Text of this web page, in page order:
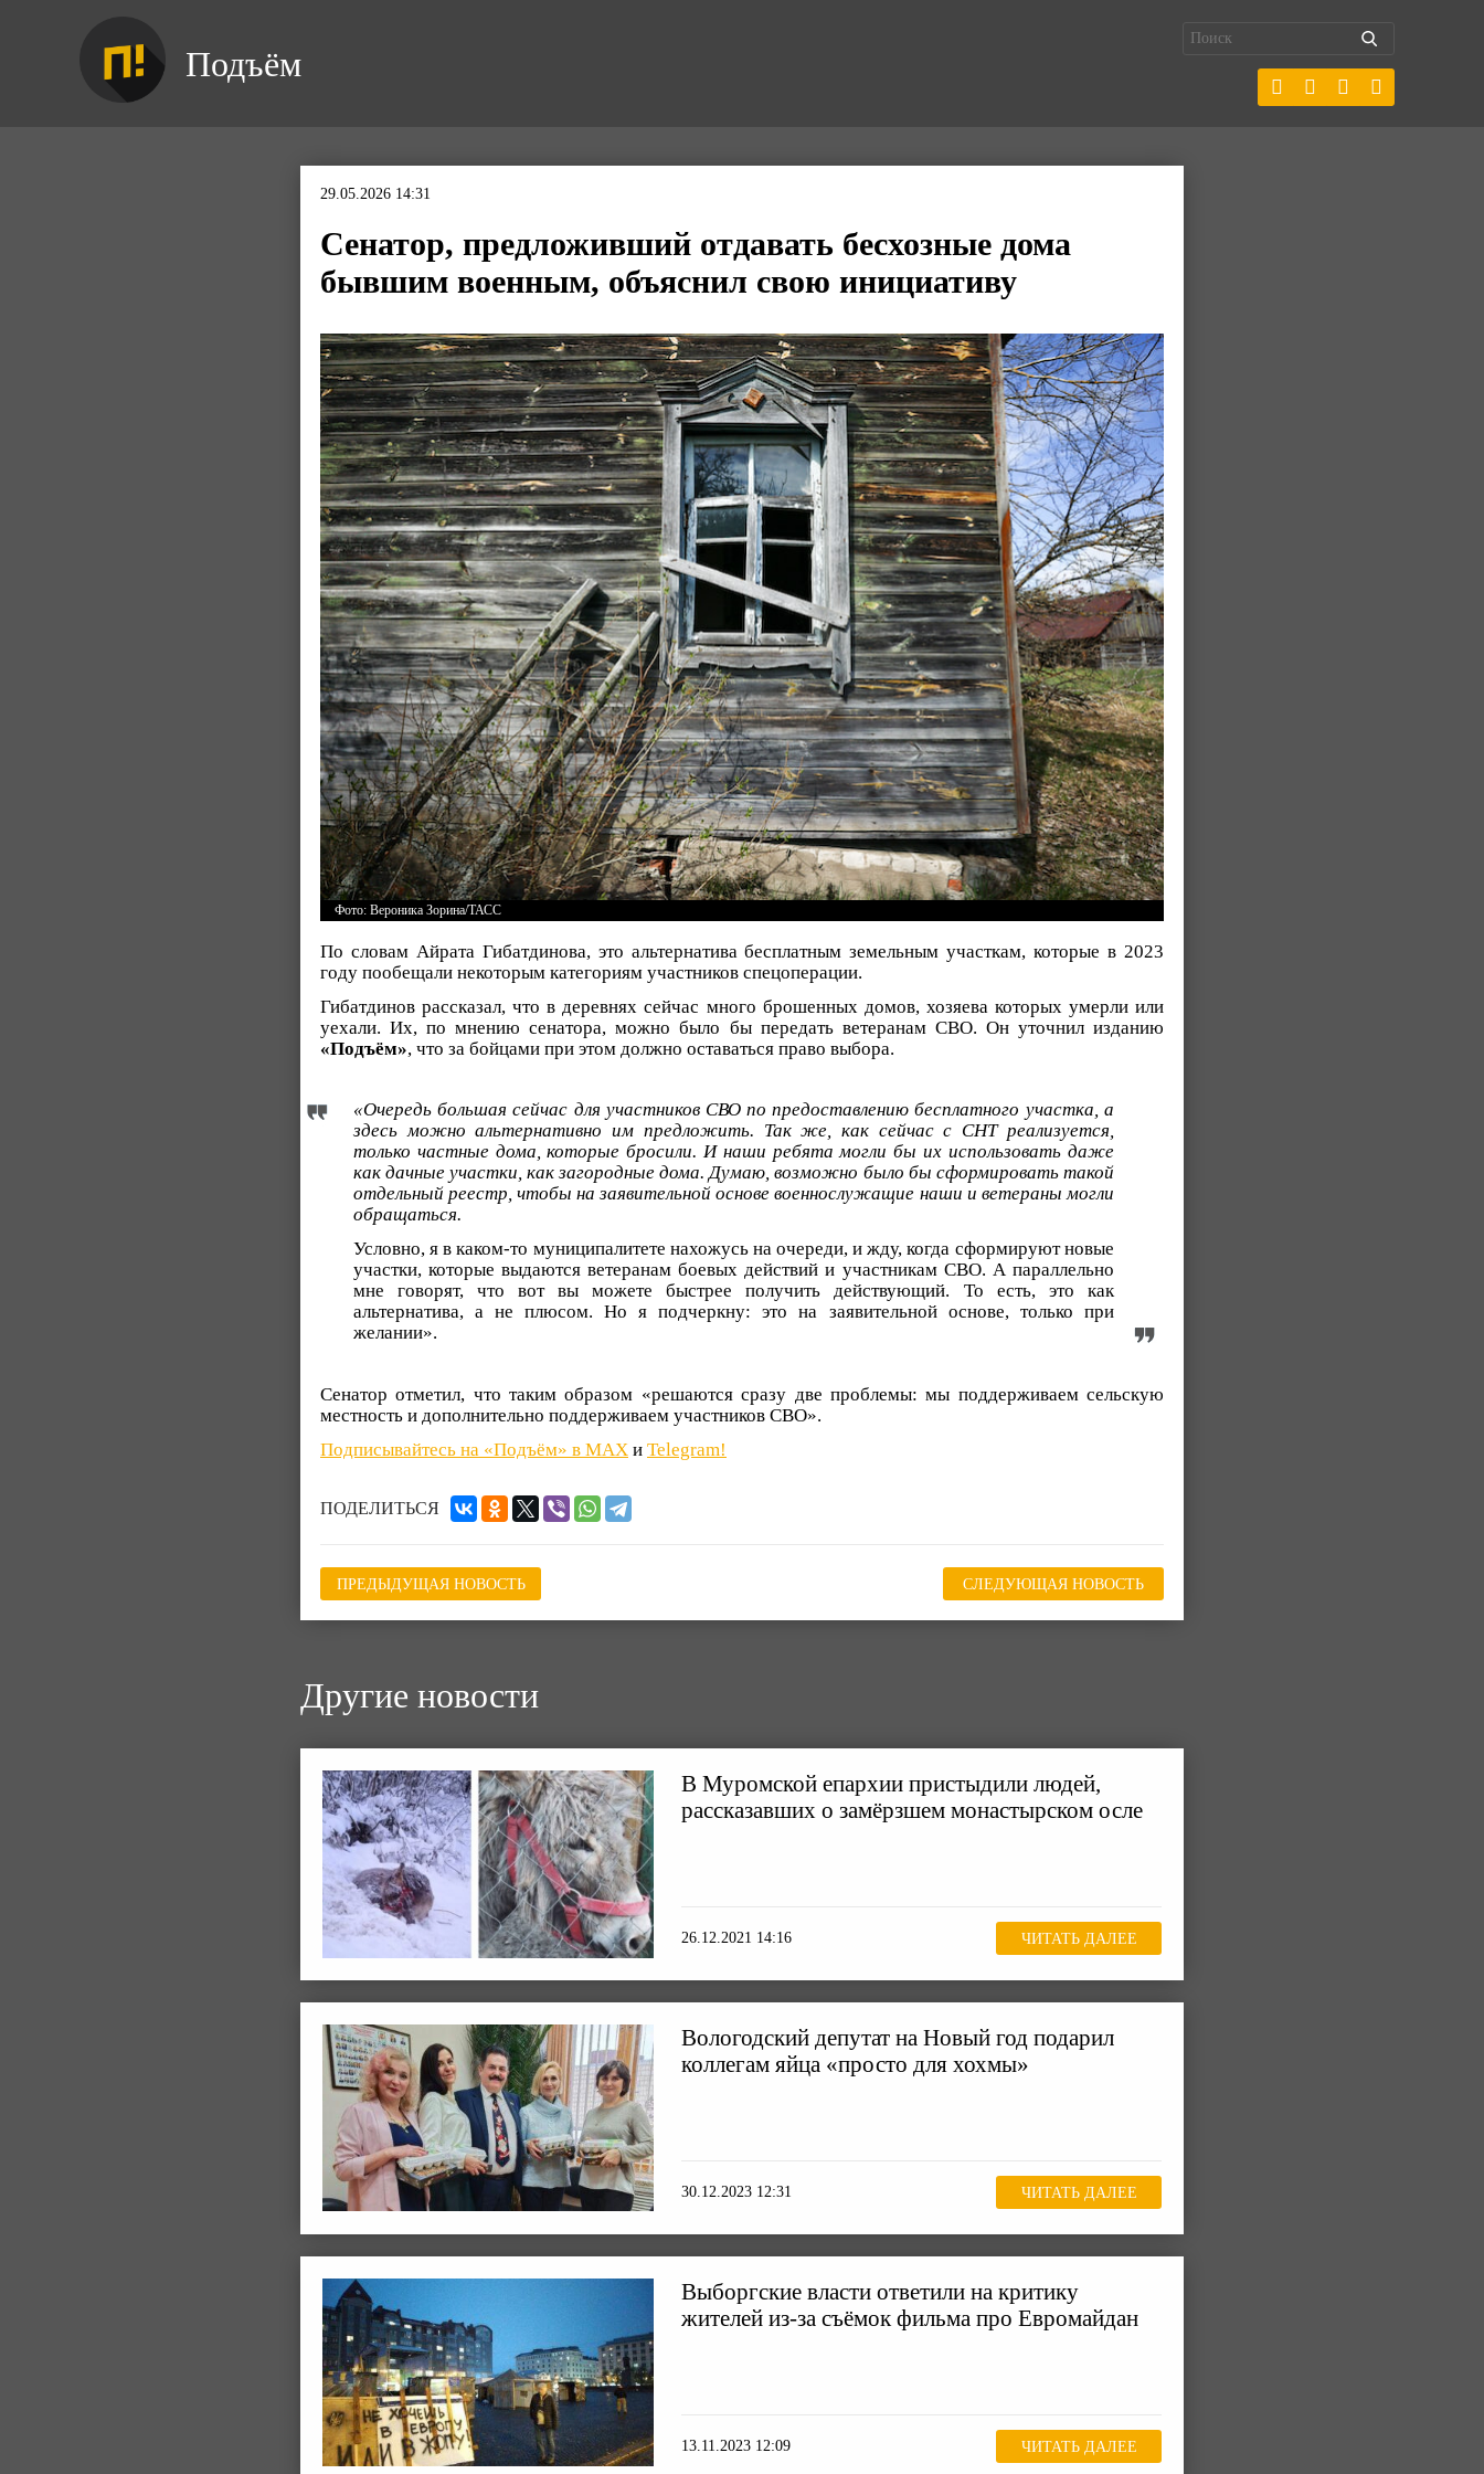
Подъём
29.05.2026 14:31
Сенатор, предложивший отдавать бесхозные дома
бывшим военным, объяснил свою инициативу
Фото: Вероника Зорина/ТАСС
По словам Айрата Гибатдинова, это альтернатива бесплатным земельным участкам, которые в 2023
году пообещали некоторым категориям участников спецоперации.
Гибатдинов рассказал, что в деревнях сейчас много брошенных домов, хозяева которых умерли или
уехали. Их, по мнению сенатора, можно было бы передать ветеранам СВО. Он уточнил изданию
«Подъём», что за бойцами при этом должно оставаться право выбора.
«Очередь большая сейчас для участников СВО по предоставлению бесплатного участка, а
здесь можно альтернативно им предложить. Так же, как сейчас с СНТ реализуется,
только частные дома, которые бросили. И наши ребята могли бы их использовать даже
как дачные участки, как загородные дома. Думаю, возможно было бы сформировать такой
отдельный реестр, чтобы на заявительной основе военнослужащие наши и ветераны могли
обращаться.
Условно, я в каком-то муниципалитете нахожусь на очереди, и жду, когда сформируют новые
участки, которые выдаются ветеранам боевых действий и участникам СВО. А параллельно
мне говорят, что вот вы можете быстрее получить действующий. То есть, это как
альтернатива, а не плюсом. Но я подчеркну: это на заявительной основе, только при
желании».
Сенатор отметил, что таким образом «решаются сразу две проблемы: мы поддерживаем сельскую
местность и дополнительно поддерживаем участников СВО».
Подписывайтесь на «Подъём» в MAX и Telegram!
ПОДЕЛИТЬСЯ
ПРЕДЫДУЩАЯ НОВОСТЬ СЛЕДУЮЩАЯ НОВОСТЬ
Другие новости
В Муромской епархии пристыдили людей,
рассказавших о замёрзшем монастырском осле
26.12.2021 14:16 ЧИТАТЬ ДАЛЕЕ
Вологодский депутат на Новый год подарил
коллегам яйца «просто для хохмы»
30.12.2023 12:31 ЧИТАТЬ ДАЛЕЕ
Выборгские власти ответили на критику
жителей из-за съёмок фильма про Евромайдан
13.11.2023 12:09 ЧИТАТЬ ДАЛЕЕ